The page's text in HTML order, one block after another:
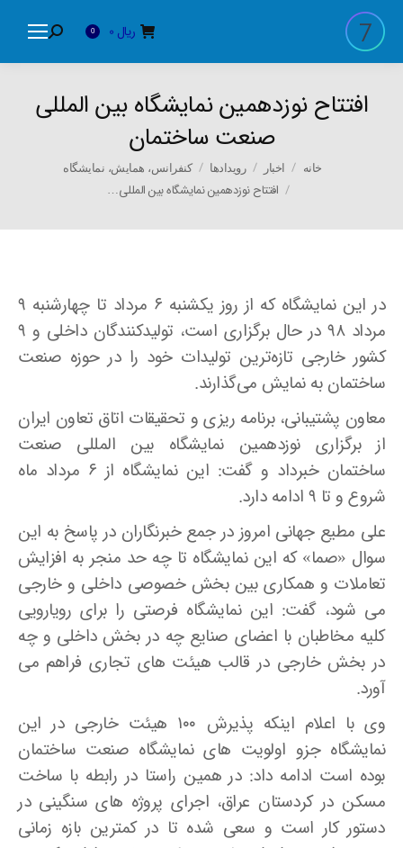
ریال 0
Search:
افتتاح نوزدهمین نمایشگاه بین المللی
صنعت ساختمان
You are here:
خانه اخبار رویدادها کنفرانس، همایش، نمایشگاه
افتتاح نوزدهمین نمایشگاه بین المللی…
در این نمایشگاه که از روز یکشنبه ۶ مرداد تا چهارشنبه ۹
مرداد ۹۸ در حال برگزاری است، تولیدکنندگان داخلی و ۹
کشور خارجی تازه‌ترین تولیدات خود را در حوزه صنعت
ساختمان به نمایش می‌گذارند.
معاون پشتیبانی، برنامه ریزی و تحقیقات اتاق تعاون ایران
از برگزاری نوزدهمین نمایشگاه بین المللی صنعت
ساختمان خبرداد و گفت: این نمایشگاه از ۶ مرداد ماه
شروع و تا ۹ ادامه دارد.
علی مطیع جهانی امروز در جمع خبرنگاران در پاسخ به این
سوال «صما» که این نمایشگاه تا چه حد منجر به افزایش
تعاملات و همکاری بین بخش خصوصی داخلی و خارجی
می شود، گفت: این نمایشگاه فرصتی را برای رویارویی
کلیه مخاطبان با اعضای صنایع چه در بخش داخلی و چه
در بخش خارجی در قالب هیئت های تجاری فراهم می
آورد.
وی با اعلام اینکه پذیرش ۱۰۰ هیئت خارجی در این
نمایشگاه جزو اولویت های نمایشگاه صنعت ساختمان
بوده است ادامه داد: در همین راستا در رابطه با ساخت
مسکن در کردستان عراق، اجرای پروژه های سنگینی در
دستور کار است و سعی شده تا در کمترین بازه زمانی